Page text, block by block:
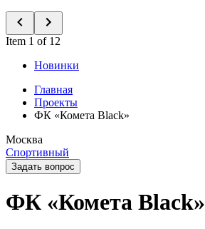
Item 1 of 12
Новинки
Главная
Проекты
ФК «Комета Black»
Москва
Спортивный
Задать вопрос
ФК «Комета Black»